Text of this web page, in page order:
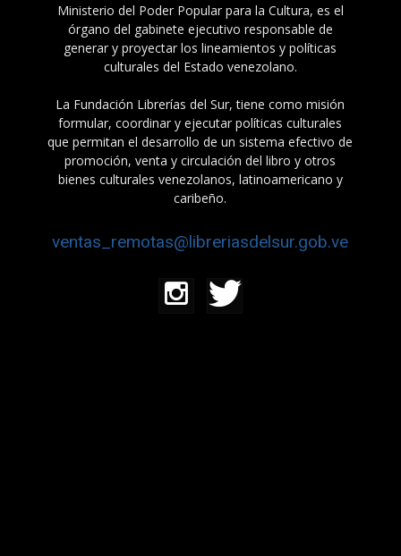
Ministerio del Poder Popular para la Cultura, es el
órgano del gabinete ejecutivo responsable de
generar y proyectar los lineamientos y políticas
culturales del Estado venezolano.
La Fundación Librerías del Sur, tiene como misión
formular, coordinar y ejecutar políticas culturales
que permitan el desarrollo de un sistema efectivo de
promoción, venta y circulación del libro y otros
bienes culturales venezolanos, latinoamericano y
caribeño.
ventas_remotas@libreriasdelsur.gob.ve